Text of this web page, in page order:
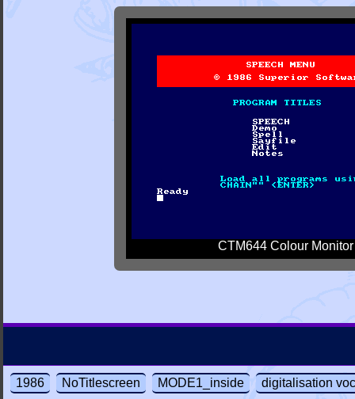
CTM644 Colour Monitor
1986 NoTitlescreen MODE1_inside digitalisation